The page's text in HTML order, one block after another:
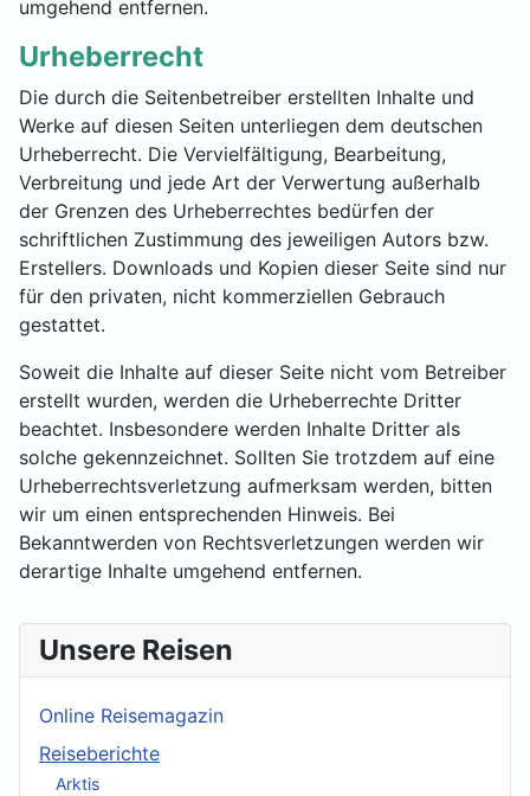
Unsere Reisen
Online Reisemagazin
Reiseberichte
Arktis
umgehend entfernen.
Urheberrecht
Die durch die Seitenbetreiber erstellten Inhalte und
Werke auf diesen Seiten unterliegen dem deutschen
Urheberrecht. Die Vervielfältigung, Bearbeitung,
Verbreitung und jede Art der Verwertung außerhalb
der Grenzen des Urheberrechtes bedürfen der
schriftlichen Zustimmung des jeweiligen Autors bzw.
Erstellers. Downloads und Kopien dieser Seite sind nur
für den privaten, nicht kommerziellen Gebrauch
gestattet.
Soweit die Inhalte auf dieser Seite nicht vom Betreiber
erstellt wurden, werden die Urheberrechte Dritter
beachtet. Insbesondere werden Inhalte Dritter als
solche gekennzeichnet. Sollten Sie trotzdem auf eine
Urheberrechtsverletzung aufmerksam werden, bitten
wir um einen entsprechenden Hinweis. Bei
Bekanntwerden von Rechtsverletzungen werden wir
derartige Inhalte umgehend entfernen.